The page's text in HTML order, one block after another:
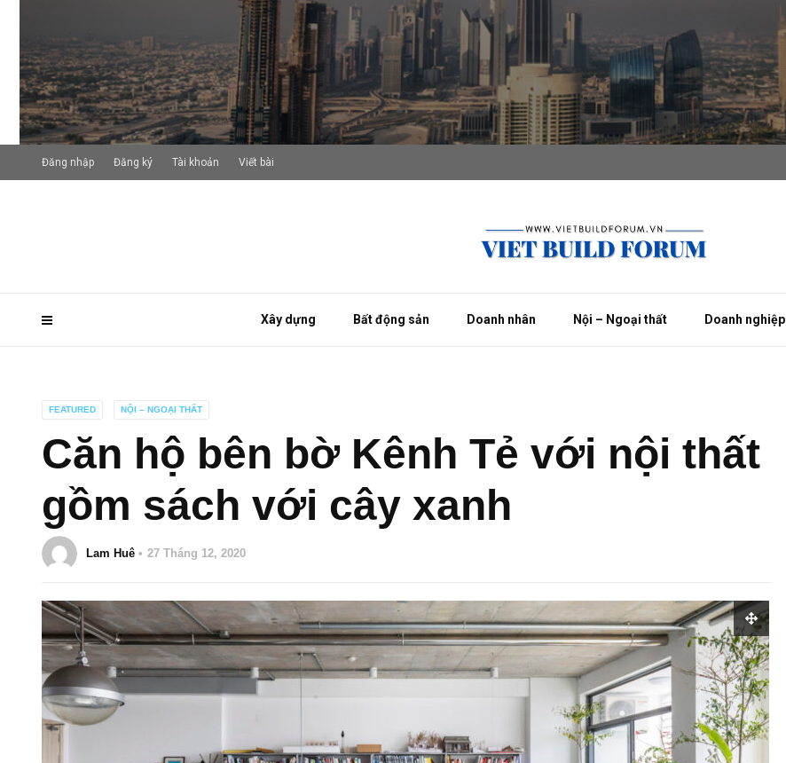
Xây dựng Bất động sản Doanh nhân Nội – Ngoại thất Doanh nghiệp
Đăng nhập Đăng ký Tài khoản Viết bài
FEATURED NỘI – NGOẠI THẤT
Căn hộ bên bờ Kênh Tẻ với nội thất
gồm sách với cây xanh
Lam Huê 27 Tháng 12, 2020